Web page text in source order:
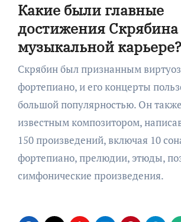
Какие были главные
достижения Скрябина
музыкальной карьере?
Скрябин был признанным
фортепиано, и его концерты
большой популярностью. Он
известным композитором,
150 произведений, включая 10
фортепиано, прелюдии, этюды,
симфонические произведения.